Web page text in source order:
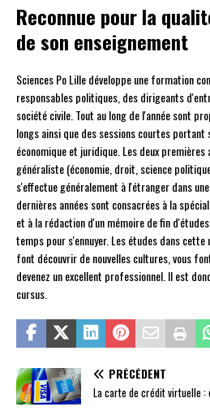
Reconnue pour la
de son enseignement
Sciences Po Lille développe une formation
responsables politiques, des dirigeants
société civile. Tout au long de l'année sont
longs ainsi que des sessions courtes
économique et juridique. Les deux
généraliste (économie, droit, science
s'effectue généralement à l'étranger dans
dernières années sont consacrées à la
et à la rédaction d'un mémoire de fin
temps pour s'ennuyer. Les études dans
font découvrir de nouvelles cultures, vous
devenez un excellent professionnel. Il est
cursus.
PRÉCÉDENT
La carte de crédit virtuelle :